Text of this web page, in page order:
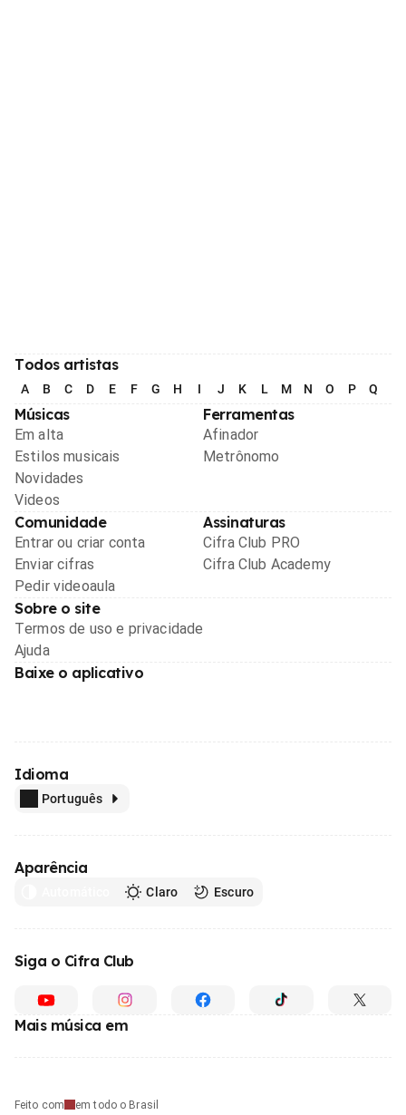
Todos artistas
A B C D E F G H I J K L M N O P Q
Músicas
Em alta
Estilos musicais
Novidades
Videos
Ferramentas
Afinador
Metrônomo
Comunidade
Entrar ou criar conta
Enviar cifras
Pedir videoaula
Assinaturas
Cifra Club PRO
Cifra Club Academy
Sobre o site
Termos de uso e privacidade
Ajuda
Baixe o aplicativo
Idioma
Português
Aparência
Claro Escuro
Siga o Cifra Club
Mais música em
Feito com
em todo o Brasil